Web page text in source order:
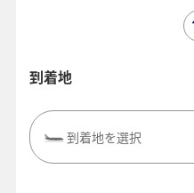
到着地
到着地を選択